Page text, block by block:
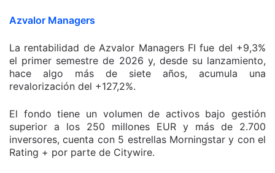
Azvalor Managers
La rentabilidad de Azvalor Managers FI fue del +9,3%
el primer semestre de 2026 y, desde su lanzamiento,
hace algo más de siete años, acumula una
revalorización del +127,2%.
El fondo tiene un volumen de activos bajo gestión
superior a los 250 millones EUR y más de 2.700
inversores, cuenta con 5 estrellas Morningstar y con el
Rating + por parte de Citywire.